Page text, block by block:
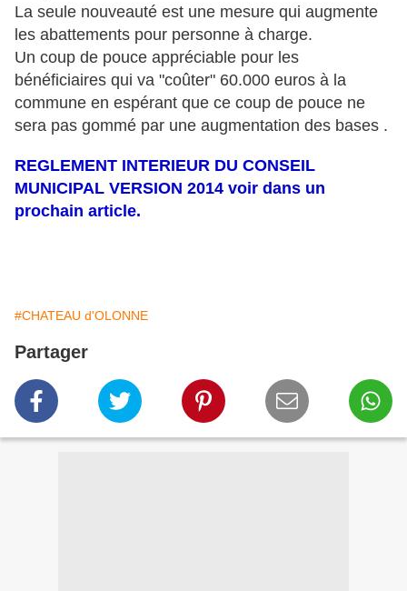
La seule nouveauté est une mesure qui augmente
les abattements pour personne à charge.
Un coup de pouce appréciable pour les
bénéficiaires qui va "coûter" 60.000 euros à la
commune en espérant que ce coup de pouce ne
sera pas gommé par une augmentation des bases .
REGLEMENT INTERIEUR DU CONSEIL
MUNICIPAL VERSION 2014 voir dans un
prochain article.
#CHATEAU d'OLONNE
Partager